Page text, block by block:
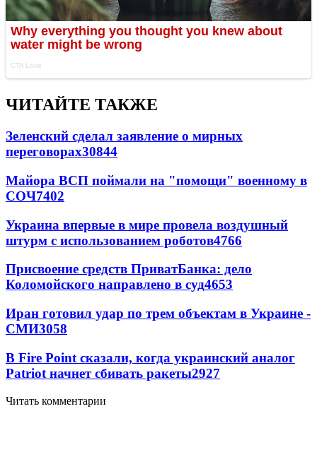
ЧИТАЙТЕ ТАКЖЕ
Зеленский сделал заявление о мирных
переговорах30844
Майора ВСП поймали на "помощи" военному в
СОЧ7402
Украина впервые в мире провела воздушный
штурм с использованием роботов4766
Присвоение средств ПриватБанка: дело
Коломойского направлено в суд4653
Иран готовил удар по трем объектам в Украине -
СМИ3058
В Fire Point сказали, когда украинский аналог
Patriot начнет сбивать ракеты2927
Читать комментарии